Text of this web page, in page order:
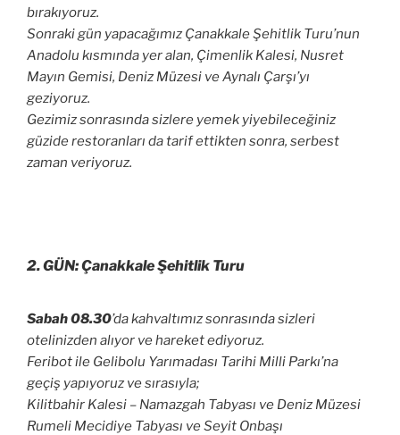
bırakıyoruz.
Sonraki gün yapacağımız Çanakkale Şehitlik Turu’nun
Anadolu kısmında yer alan, Çimenlik Kalesi, Nusret
Mayın Gemisi, Deniz Müzesi ve Aynalı Çarşı’yı
geziyoruz.
Gezimiz sonrasında sizlere yemek yiyebileceğiniz
güzide restoranları da tarif ettikten sonra, serbest
zaman veriyoruz.
2. GÜN: Çanakkale Şehitlik Turu
Sabah 08.30’da kahvaltımız sonrasında sizleri
otelinizden alıyor ve hareket ediyoruz.
Feribot ile Gelibolu Yarımadası Tarihi Milli Parkı’na
geçiş yapıyoruz ve sırasıyla;
Kilitbahir Kalesi – Namazgah Tabyası ve Deniz Müzesi
Rumeli Mecidiye Tabyası ve Seyit Onbaşı